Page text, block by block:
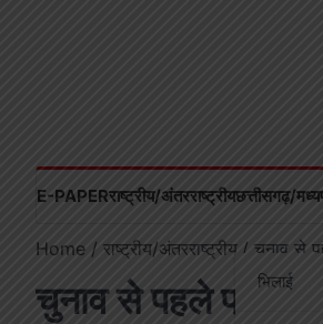
E-PAPERराष्ट्रीय/अंतरराष्ट्रीयछत्तीसगढ़/
भिलाई
Home राष्ट्रीय/अंतरराष्ट्रीय चुनाव से
चुनाव से पहले